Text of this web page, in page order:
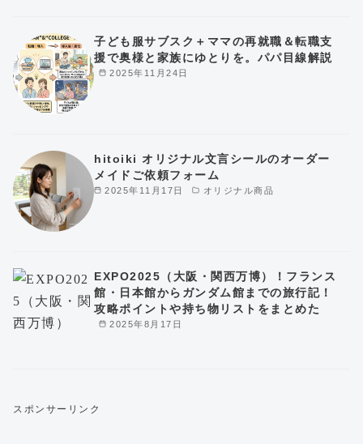
2025年11月24日
子ども服サブスク＋ママの再就職＆転職支
援で奥様と家族にゆとりを。パパ目線解説
2025年11月17日 オリジナル商品
hitoiki オリジナル文言シールのオーダー
メイドご依頼フォーム
2025年8月17日
EXPO2025（大阪・関西万博）！フランス
館・日本館からガンダム館までの旅行記！
攻略ポイントや持ち物リストをまとめた
スポンサーリンク